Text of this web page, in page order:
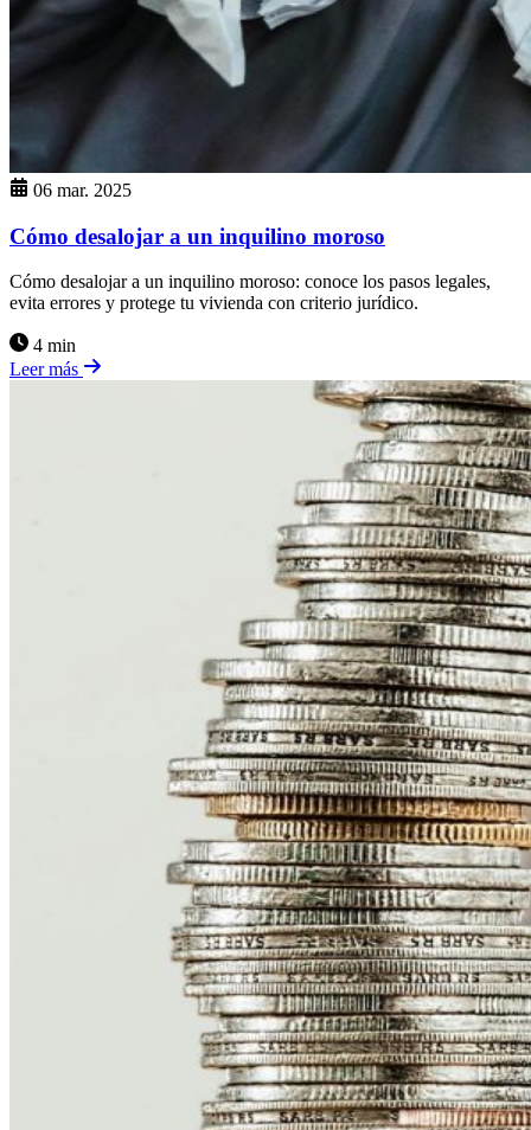
06 mar. 2025
Cómo desalojar a un inquilino moroso
Cómo desalojar a un inquilino moroso: conoce los pasos legales,
evita errores y protege tu vivienda con criterio jurídico.
4 min
Leer más